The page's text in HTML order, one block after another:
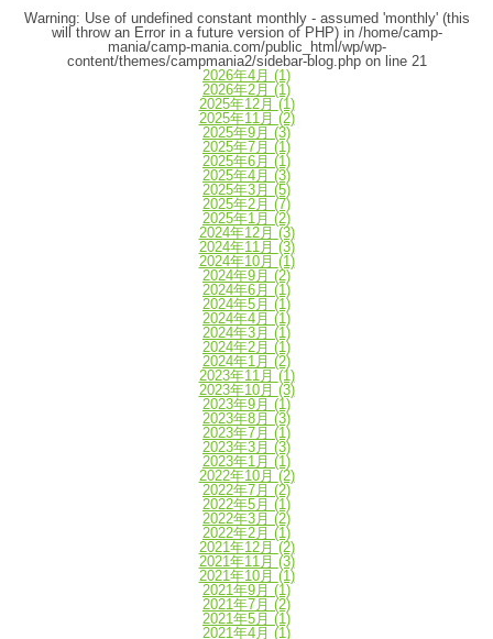
Warning: Use of undefined constant monthly - assumed 'monthly' (this
will throw an Error in a future version of PHP) in /home/camp-
mania/camp-mania.com/public_html/wp/wp-
content/themes/campmania2/sidebar-blog.phpon line 21
2026年4月 (1)
2026年2月 (1)
2025年12月 (1)
2025年11月 (2)
2025年9月 (3)
2025年7月 (1)
2025年6月 (1)
2025年4月 (3)
2025年3月 (5)
2025年2月 (7)
2025年1月 (2)
2024年12月 (3)
2024年11月 (3)
2024年10月 (1)
2024年9月 (2)
2024年6月 (1)
2024年5月 (1)
2024年4月 (1)
2024年3月 (1)
2024年2月 (1)
2024年1月 (2)
2023年11月 (1)
2023年10月 (3)
2023年9月 (1)
2023年8月 (3)
2023年7月 (1)
2023年3月 (3)
2023年1月 (1)
2022年10月 (2)
2022年7月 (2)
2022年5月 (1)
2022年3月 (2)
2022年2月 (1)
2021年12月 (2)
2021年11月 (3)
2021年10月 (1)
2021年9月 (1)
2021年7月 (2)
2021年5月 (1)
2021年4月 (1)